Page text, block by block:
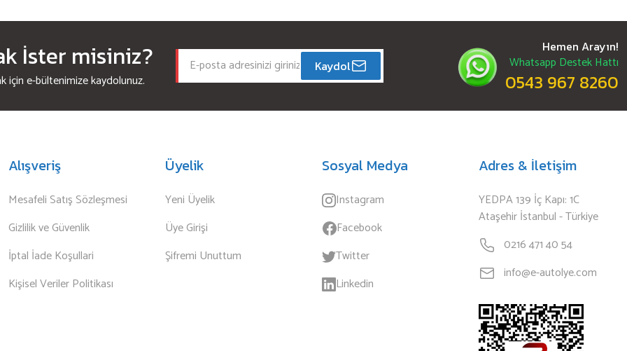
İster misiniz?
için e-bültenimize kaydolunuz.
Kaydol
Hemen Arayın!
Whatsapp Destek Hattı
0543 967 8260
Alışveriş
Mesafeli Satış Sözleşmesi
Gizlilik ve Güvenlik
İptal İade Koşullari
Kişisel Veriler Politikası
Üyelik
Yeni Üyelik
Üye Girişi
Şifremi Unuttum
Sosyal Medya
Instagram
Facebook
Twitter
Linkedin
Adres & İletişim
YEDPA 139 İç Kapı: 1C
Ataşehir İstanbul - Türkiye
0216 471 40 54
info@e-autolye.com